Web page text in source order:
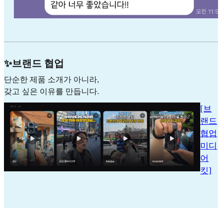
✨브랜드 협업
단순한 제품 소개가 아니라,
갖고 싶은 이유를 만듭니다.
[브
랜드
협업
미디
어
킷]